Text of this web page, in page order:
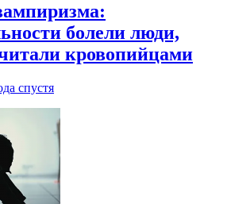
болели люди,
кровопийцами
спустя